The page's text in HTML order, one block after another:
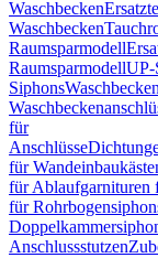
Waschbecken
Waschbecken
Raumsparmodell
RaumsparmodellUP-
Siphons
für
Anschlüsse
für
für Ablaufgarnituren
für
Anschlussstutzen